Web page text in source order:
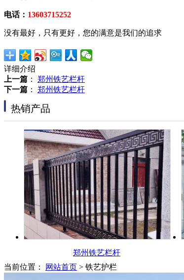
电话： 13603715252
没有最好，只有更好，您的满意是我们的追求
详细介绍
上一篇 ： 郑州铁艺栏杆
下一篇 ： 郑州铁艺栏杆
热销产品
郑州铁艺栏杆
当前位置：
网站首页 > 铁艺护栏